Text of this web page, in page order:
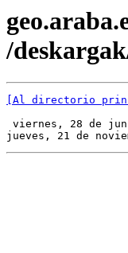
/
[Al directorio
viernes, 28 de
jueves, 21 de